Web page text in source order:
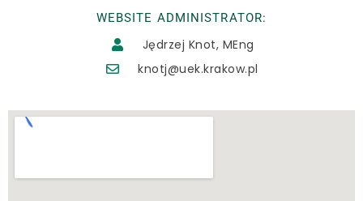
WEBSITE ADMINISTRATOR:
Jędrzej Knot, MEng
knotj@uek.krakow.pl